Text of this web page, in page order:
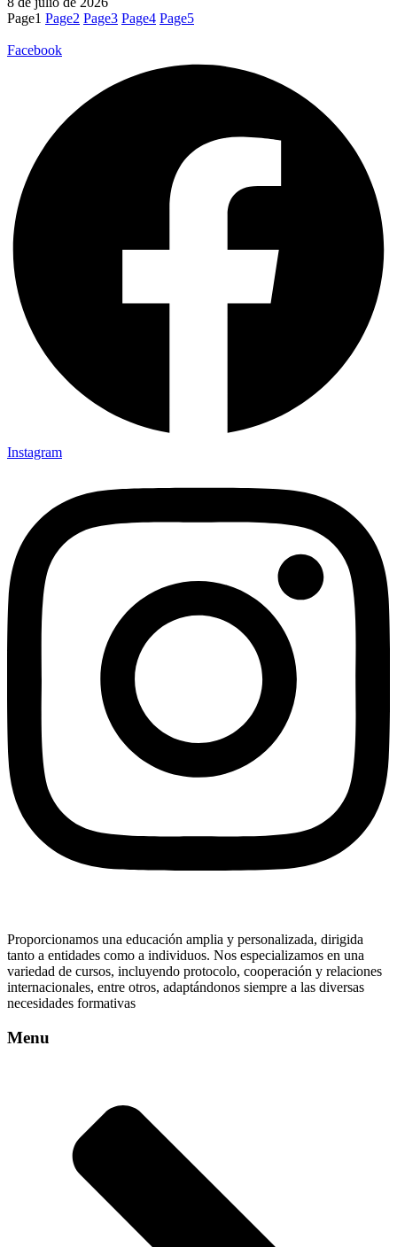
Page1 Page2 Page3 Page4 Page5
Facebook
Instagram
Proporcionamos una educación amplia y personalizada, dirigida
tanto a entidades como a individuos. Nos especializamos en una
variedad de cursos, incluyendo protocolo, cooperación y relaciones
internacionales, entre otros, adaptándonos siempre a las diversas
necesidades formativas
Menu